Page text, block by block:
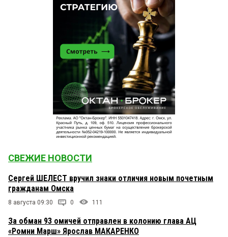
СВЕЖИЕ НОВОСТИ
Сергей ШЕЛЕСТ вручил знаки отличия новым почетным
гражданам Омска
8 августа 09:30 0 111
За обман 93 омичей отправлен в колонию глава АЦ
«Ромни Марш» Ярослав МАКАРЕНКО